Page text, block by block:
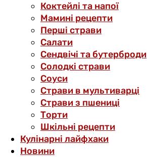
Коктейлі та напої
Мамині рецепти
Перші страви
Салати
Сендвічі та бутерброди
Солодкі страви
Соуси
Страви в мультиварці
Страви з пшениці
Торти
Шкільні рецепти
Кулінарні лайфхаки
Новини